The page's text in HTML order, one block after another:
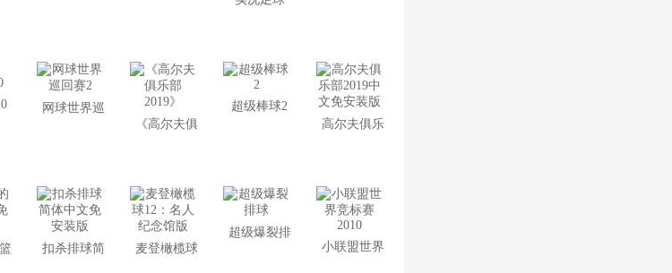
网球世界巡
《高尔夫俱
超级棒球2
高尔夫俱乐
扣杀排球简 麦登橄榄球
超级爆裂排
小联盟世界